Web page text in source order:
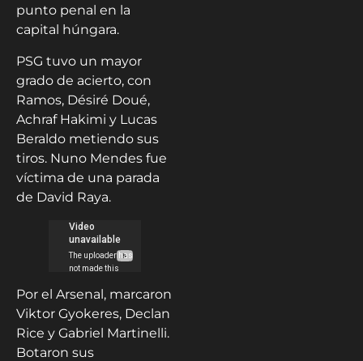
punto penal en la
capital húngara.
PSG tuvo un mayor
grado de acierto, con
Ramos, Désiré Doué,
Achraf Hakimi y Lucas
Beraldo metiendo sus
tiros. Nuno Mendes fue
víctima de una parada
de David Raya.
Por el Arsenal, marcaron
Viktor Gyokeres, Declan
Rice y Gabriel Martinelli.
Botaron sus